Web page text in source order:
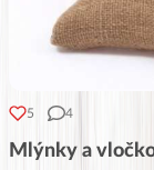
5 4
Mlýnky a